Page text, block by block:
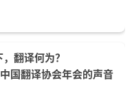
翻译何为？
国翻译协会年会的声音